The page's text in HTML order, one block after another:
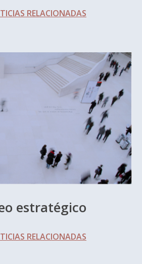
RELACIONADAS
estratégico
RELACIONADAS